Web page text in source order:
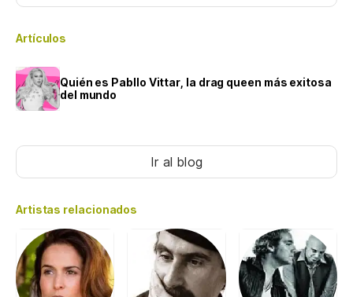
Artículos
Quién es Pabllo Vittar, la drag queen más exitosa
del mundo
Ir al blog
Artistas relacionados